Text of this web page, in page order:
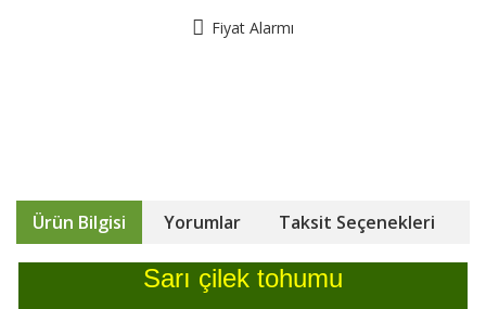
Fiyat Alarmı
Ürün Bilgisi Yorumlar Taksit Seçenekleri
Sarı çilek tohumu